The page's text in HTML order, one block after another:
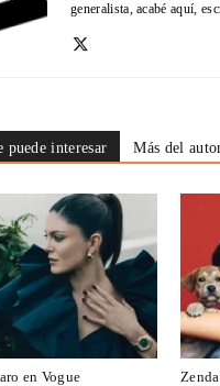
generalista, acabé aquí,
puede interesar Más del
en Vogue